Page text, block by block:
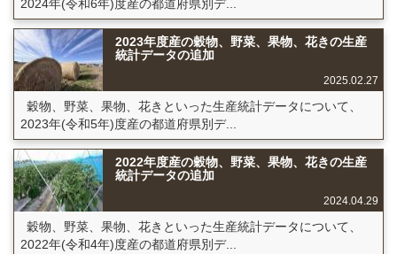
2024年(令和6年)度産の都道府県別デ...
2023年度産の穀物、野菜、果物、花きの生産
統計データの追加
2025.02.27
穀物、野菜、果物、花きといった生産統計データについて、
2023年(令和5年)度産の都道府県別デ...
2022年度産の穀物、野菜、果物、花きの生産
統計データの追加
2024.04.29
穀物、野菜、果物、花きといった生産統計データについて、
2022年(令和4年)度産の都道府県別デ...